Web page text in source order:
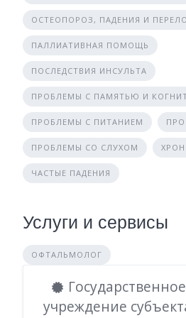
ОСТЕОПОРОЗ, ПАДЕНИЯ И
ПАЛЛИАТИВНАЯ ПОМОЩЬ
ПОСЛЕДСТВИЯ ИНСУЛЬТА
ПРОБЛЕМЫ С ПАМЯТЬЮ И
ПРОБЛЕМЫ С ПИТАНИЕМ
ПРОБЛЕМЫ СО СЛУХОМ
ЧАСТЫЕ ПАДЕНИЯ
Услуги и сервисы
ОФТАЛЬМОЛОГ
учреждение